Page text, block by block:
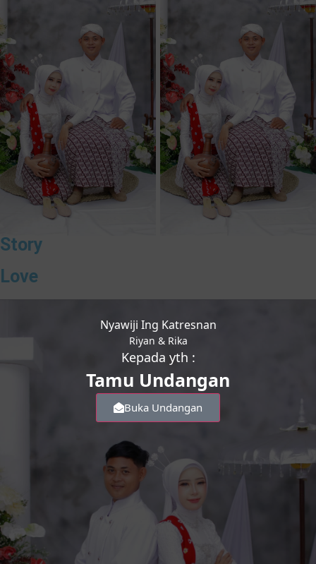
Story
Love
Nyawiji Ing Katresnan
Riyan & Rika
Kepada yth :
Tamu Undangan
Buka Undangan